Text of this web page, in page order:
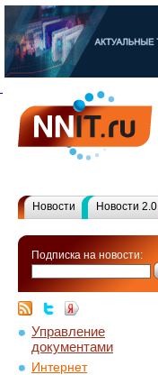
Новости Новости 2.0
Подписка на новости:
Управление
документами
Интернет